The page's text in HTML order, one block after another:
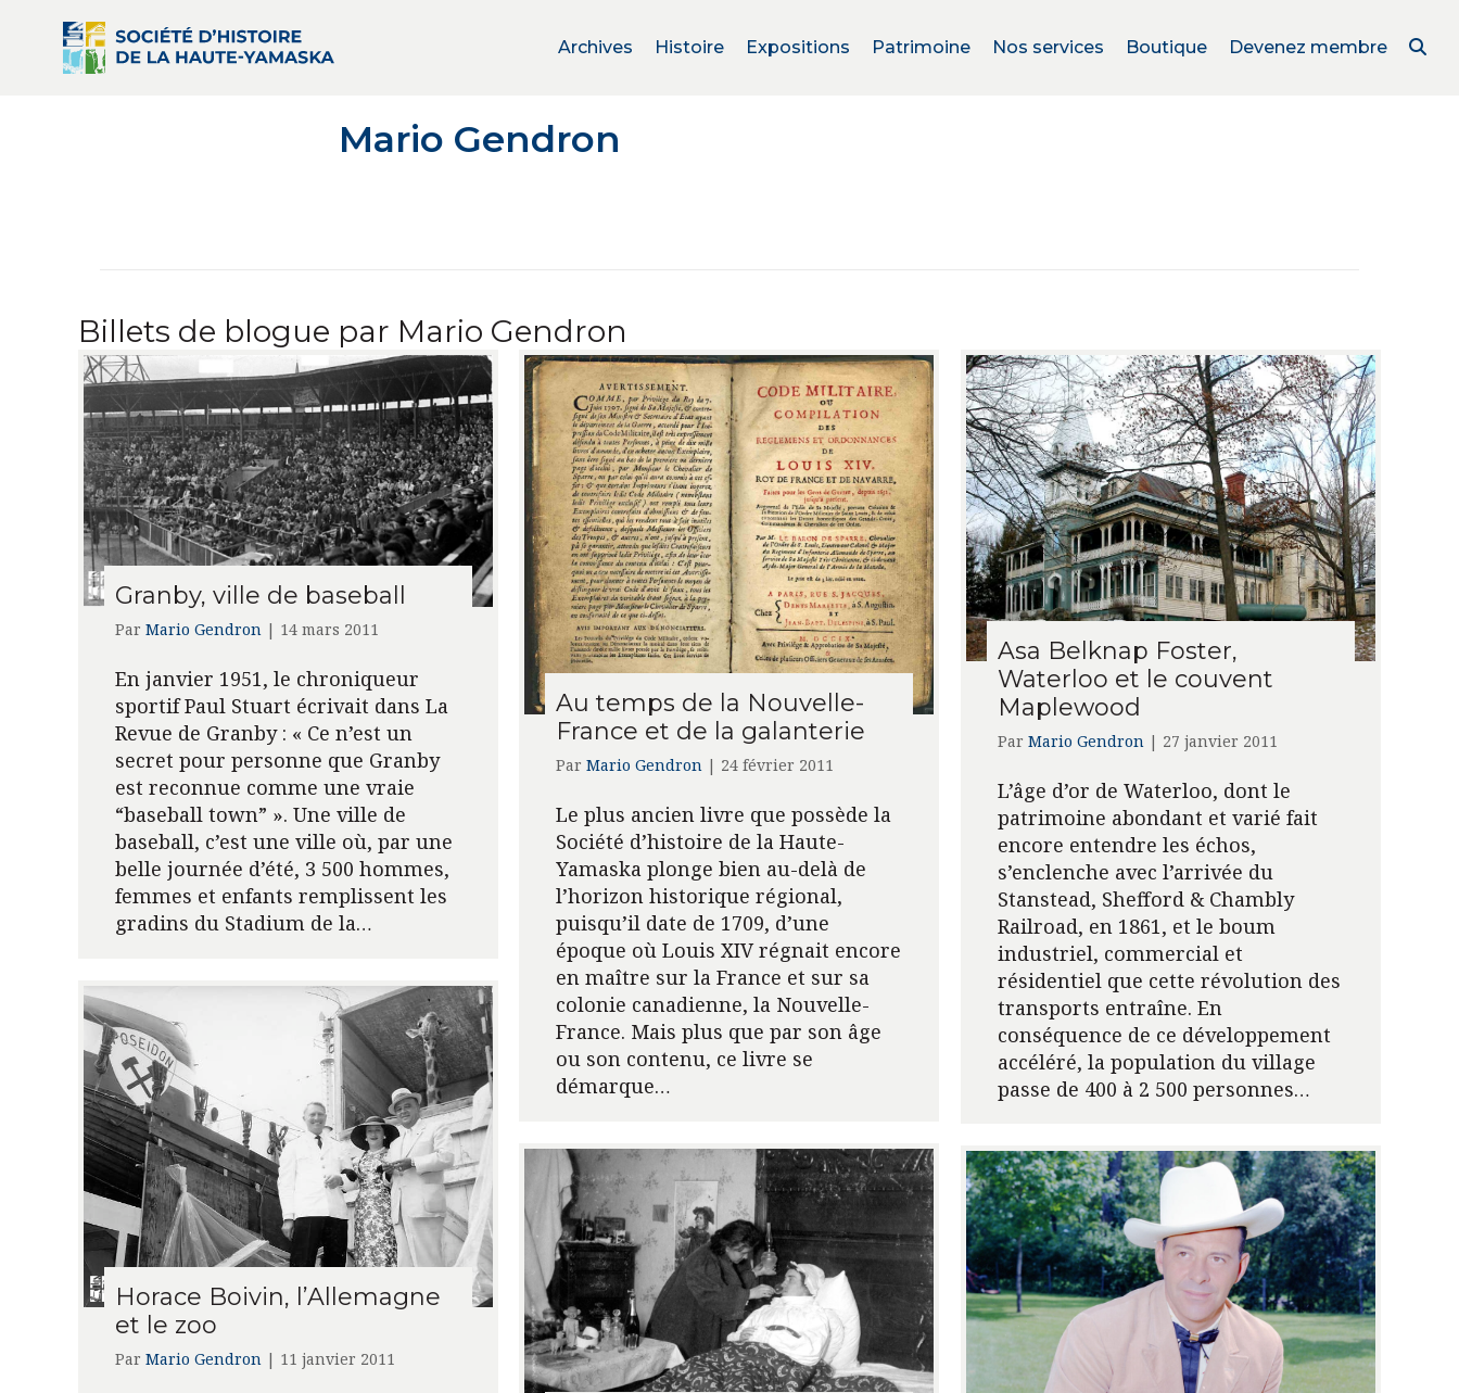
Archives Histoire Expositions Patrimoine Nos services Boutique Devenez membre
Mario Gendron
Billets de blogue par Mario Gendron
Granby, ville de baseball
Par Mario Gendron | 14 mars 2011
En janvier 1951, le chroniqueur
sportif Paul Stuart écrivait dans La
Revue de Granby : « Ce n’est un
secret pour personne que Granby
est reconnue comme une vraie
“baseball town” ». Une ville de
baseball, c’est une ville où, par une
belle journée d’été, 3 500 hommes,
femmes et enfants remplissent les
gradins du Stadium de la…
Au temps de la Nouvelle-
France et de la galanterie
Par Mario Gendron | 24 février 2011
Le plus ancien livre que possède la
Société d’histoire de la Haute-
Yamaska plonge bien au-delà de
l’horizon historique régional,
puisqu’il date de 1709, d’une
époque où Louis XIV régnait encore
en maître sur la France et sur sa
colonie canadienne, la Nouvelle-
France. Mais plus que par son âge
ou son contenu, ce livre se
démarque…
Asa Belknap Foster,
Waterloo et le couvent
Maplewood
Par Mario Gendron | 27 janvier 2011
L’âge d’or de Waterloo, dont le
patrimoine abondant et varié fait
encore entendre les échos,
s’enclenche avec l’arrivée du
Stanstead, Shefford & Chambly
Railroad, en 1861, et le boum
industriel, commercial et
résidentiel que cette révolution des
transports entraîne. En
conséquence de ce développement
accéléré, la population du village
passe de 400 à 2 500 personnes…
Horace Boivin, l’Allemagne
et le zoo
Par Mario Gendron | 11 janvier 2011